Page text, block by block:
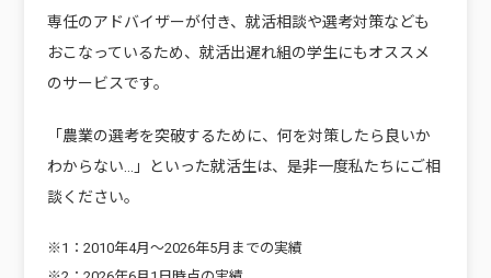
専任のアドバイザーが付き、就活相談や選考対策なども
おこなっているため、就活出遅れ組の学生にもオススメ
のサービスです。
「農業の選考を突破するために、何を対策したら良いか
わからない…」といった就活生は、是非一度私たちにご相
談ください。
※1：2010年4月〜2026年5月までの実績